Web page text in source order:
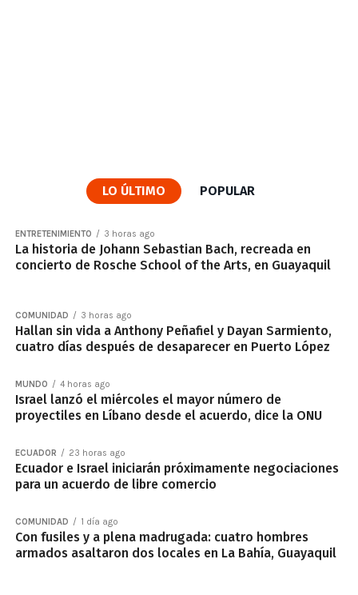
LO ÚLTIMO POPULAR
ENTRETENIMIENTO 3 horas ago
La historia de Johann Sebastian Bach, recreada en
concierto de Rosche School of the Arts, en Guayaquil
COMUNIDAD 3 horas ago
Hallan sin vida a Anthony Peñafiel y Dayan Sarmiento,
cuatro días después de desaparecer en Puerto López
MUNDO 4 horas ago
Israel lanzó el miércoles el mayor número de
proyectiles en Líbano desde el acuerdo, dice la ONU
ECUADOR 23 horas ago
Ecuador e Israel iniciarán próximamente negociaciones
para un acuerdo de libre comercio
COMUNIDAD 1 día ago
Con fusiles y a plena madrugada: cuatro hombres
armados asaltaron dos locales en La Bahía, Guayaquil